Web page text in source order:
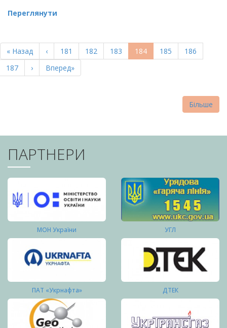
Переглянути
НА
СТОРІНКИ
Перша
сторінка
« Назад
Попередня
сторінка
‹ Page
181 Page
182 Page
183
Поточна
сторінка
184 Page
185 Page
186
Page
187
Наступна
сторінка
›
Остання
сторінка
Вперед»
Більше
ПАРТНЕРИ
МОН України УГЛ
ПАТ «Укрнафта» ДТЕК